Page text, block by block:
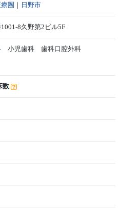
圏 ｜ 日野市
8久野第2ビル5F
児歯科 歯科口腔外科
数